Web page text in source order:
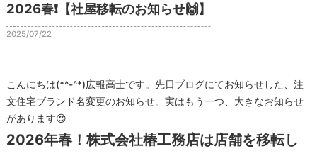
2026春❗【社屋移転のお知らせ🙌】
2025/07/22
こんにちは(*^-^*)広報高士です。先日ブログにてお知らせした、注
文住宅ブランド名変更のお知らせ。実はもう一つ、大きなお知らせ
があります😍
2026年春！株式会社椿工務店は店舗を移転し